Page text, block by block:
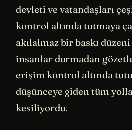
devleti ve vatandaşları
kontrol altında tutmaya
akılalmaz bir baskı
insanlar durmadan
erişim kontrol altında
düşünceye giden tüm
kesiliyordu.